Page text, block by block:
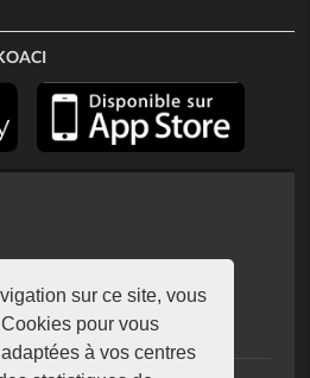
sur ce site, vous
pour vous
à vos centres
93